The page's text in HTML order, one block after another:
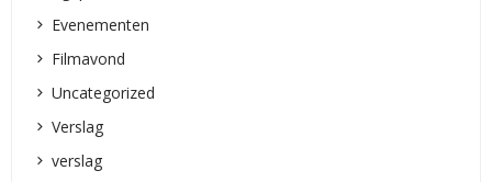
Evenementen
Filmavond
Uncategorized
Verslag
verslag